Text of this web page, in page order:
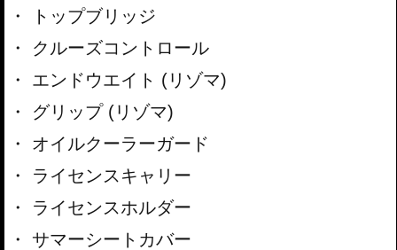
トップブリッジ
クルーズコントロール
エンドウエイト (リゾマ)
グリップ (リゾマ)
オイルクーラーガード
ライセンスキャリー
ライセンスホルダー
サマーシートカバー